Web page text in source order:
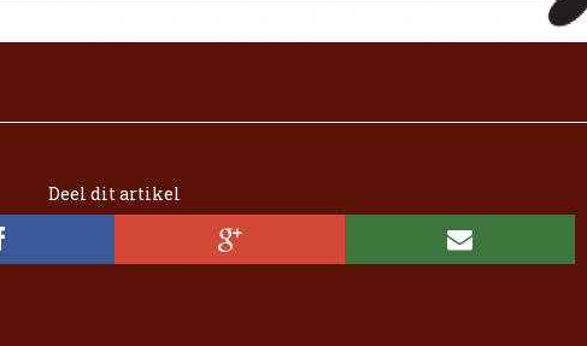
Deel dit artikel